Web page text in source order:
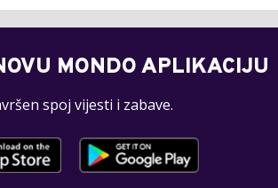
MONDO APLIKACIJU
spoj vijesti i zabave.